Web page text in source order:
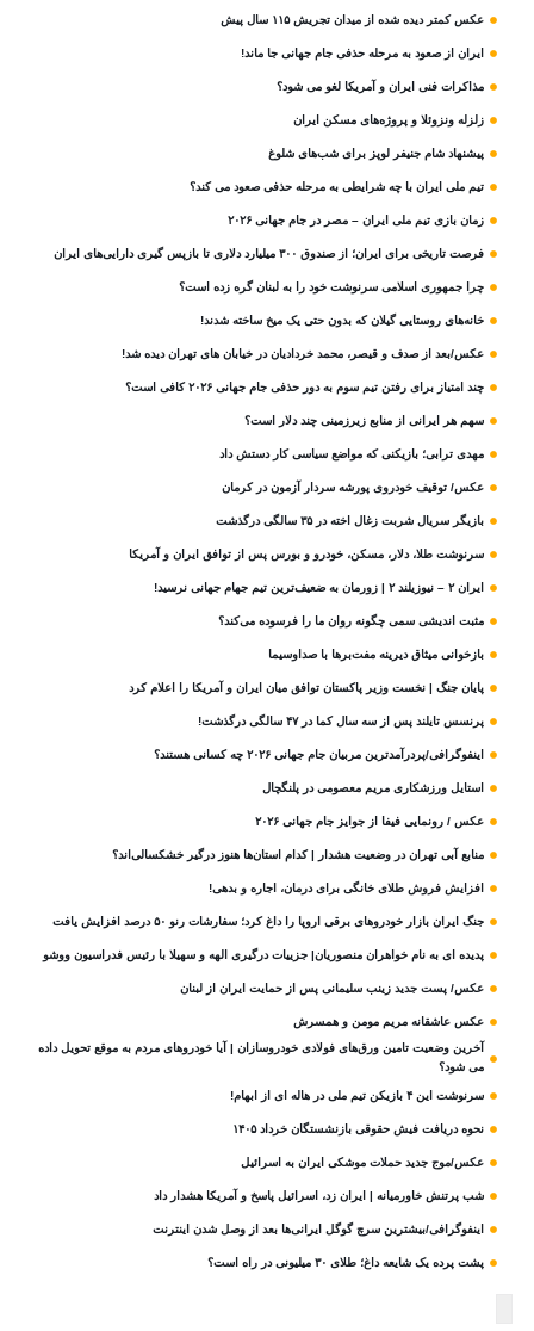
عکس کمتر دیده شده از میدان تجریش ۱۱۵ سال پیش
ایران از صعود به مرحله حذفی جام جهانی جا ماند!
مذاکرات فنی ایران و آمریکا لغو می شود؟
زلزله ونزوئلا و پروژه‌های مسکن ایران
پیشنهاد شام جنیفر لوپز برای شب‌های شلوغ
تیم ملی ایران با چه شرایطی به مرحله حذفی صعود می کند؟
زمان بازی تیم ملی ایران – مصر در جام جهانی ۲۰۲۶
فرصت تاریخی برای ایران؛ از صندوق ۳۰۰ میلیارد دلاری تا بازپس گیری دارایی‌های ایران
چرا جمهوری اسلامی سرنوشت خود را به لبنان گره زده است؟
خانه‌های روستایی گیلان که بدون حتی یک میخ ساخته شدند!
عکس/بعد از صدف و قیصر، محمد خردادیان در خیابان های تهران دیده شد!
چند امتیاز برای رفتن تیم سوم به دور حذفی جام جهانی ۲۰۲۶ کافی است؟
سهم هر ایرانی از منابع زیرزمینی چند دلار است؟
مهدی ترابی؛ بازیکنی که مواضع سیاسی‌ کار دستش داد
عکس/ توقیف خودروی پورشه سردار آزمون در کرمان
بازیگر سریال شربت زغال‌ اخته در ۳۵ سالگی درگذشت
سرنوشت طلا، دلار، مسکن، خودرو و بورس پس از توافق ایران و آمریکا
ایران ۲ – نیوزیلند ۲ | زورمان به ضعیف‌ترین تیم جهام جهانی نرسید!
مثبت‌ اندیشی سمی چگونه روان ما را فرسوده می‌کند؟
بازخوانی میثاق دیرینه مفت‌برها با صداوسیما
پایان جنگ | نخست وزیر پاکستان توافق میان ایران و آمریکا را اعلام کرد
پرنسس تایلند پس از سه سال کما در ۴۷ سالگی درگذشت!
اینفوگرافی/پردرآمدترین مربیان جام جهانی ۲۰۲۶ چه کسانی هستند؟
استایل ورزشکاری مریم معصومی در پلنگچال
عکس / رونمایی فیفا از جوایز جام جهانی ۲۰۲۶
منابع آبی تهران در وضعیت هشدار | کدام استان‌ها هنوز درگیر خشکسالی‌اند؟
افزایش فروش طلای خانگی برای درمان، اجاره و بدهی!
جنگ ایران بازار خودروهای برقی اروپا را داغ کرد؛ سفارشات رنو ۵۰ درصد افزایش یافت
پدیده ای به نام خواهران منصوریان| جزییات درگیری الهه و سهیلا با رئیس فدراسیون ووشو
عکس/ پست جدید زینب سلیمانی پس از حمایت ایران از لبنان
عکس عاشقانه مریم مومن و همسرش
آخرین وضعیت تامین ورق‌های فولادی خودروسازان | آیا خودروهای مردم به موقع تحویل داده
می شود؟
سرنوشت این ۴ بازیکن تیم ملی در هاله ای از ابهام!
نحوه دریافت فیش حقوقی بازنشستگان خرداد ۱۴۰۵
عکس/موج جدید حملات موشکی ایران به اسرائیل
شب پرتنش خاورمیانه | ایران زد، اسرائیل پاسخ و آمریکا هشدار داد
اینفوگرافی/بیشترین سرچ گوگل ایرانی‌ها بعد از وصل شدن اینترنت
پشت پرده یک شایعه داغ؛ طلای ۳۰ میلیونی در راه است؟